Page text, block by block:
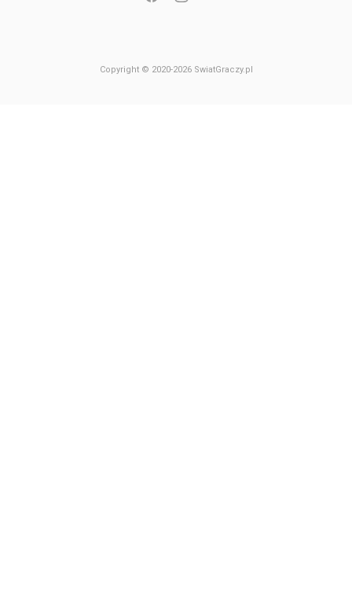
Copyright © 2020-2026 SwiatGraczy.pl